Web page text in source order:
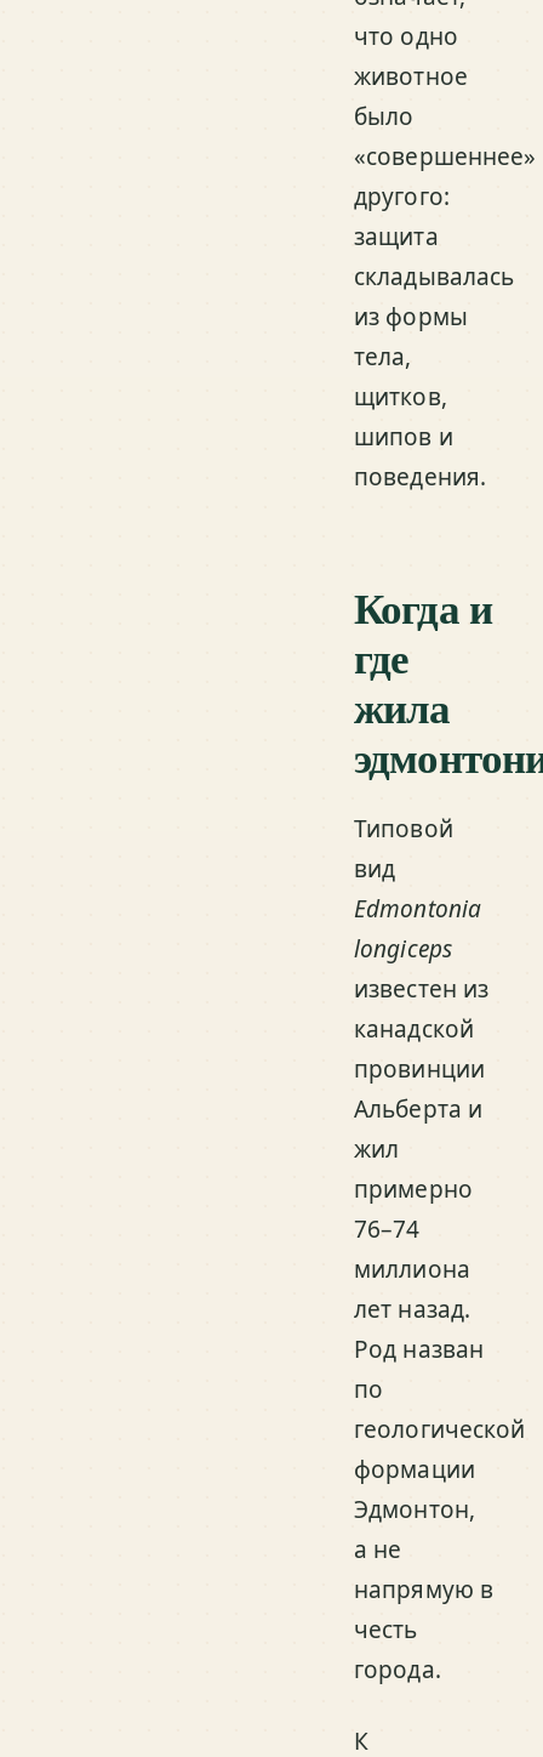
что одно
животное
было
«совершеннее»
другого:
защита
складывалась
из формы
тела,
щитков,
шипов и
поведения.
Когда и
где
жила
Типовой
вид
Edmontonia
longiceps
известен из
канадской
провинции
Альберта и
жил
примерно
76–74
миллиона
лет назад.
Род назван
по
геологической
формации
Эдмонтон,
а не
напрямую в
честь
города.
К